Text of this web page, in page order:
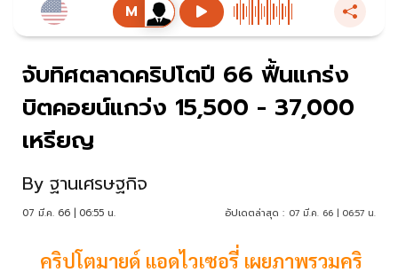
จับทิศตลาดคริปโตปี 66 ฟื้นแกร่ง
บิตคอยน์แกว่ง 15,500 - 37,000
เหรียญ
By ฐานเศรษฐกิจ
07 มี.ค. 66 | 06:55 น. อัปเดตล่าสุด : 07 มี.ค. 66 | 06:57 น.
คริปโตมายด์ แอดไวเซอรี่ เผยภาพรวมคริ